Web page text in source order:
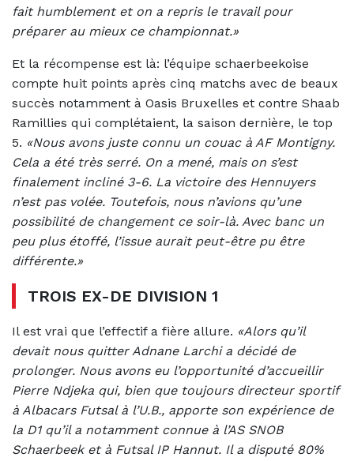
fait humblement et on a repris le travail pour
préparer au mieux ce championnat.»
Et la récompense est là: l’équipe schaerbeekoise
compte huit points après cinq matchs avec de beaux
succès notamment à Oasis Bruxelles et contre Shaab
Ramillies qui complétaient, la saison dernière, le top
5. «Nous avons juste connu un couac à AF Montigny.
Cela a été très serré. On a mené, mais on s’est
finalement incliné 3-6. La victoire des Hennuyers
n’est pas volée. Toutefois, nous n’avions qu’une
possibilité de changement ce soir-là. Avec banc un
peu plus étoffé, l’issue aurait peut-être pu être
différente.»
TROIS EX-DE DIVISION 1
Il est vrai que l’effectif a fière allure. «Alors qu’il
devait nous quitter Adnane Larchi a décidé de
prolonger. Nous avons eu l’opportunité d’accueillir
Pierre Ndjeka qui, bien que toujours directeur sportif
à Albacars Futsal à l’U.B., apporte son expérience de
la D1 qu’il a notamment connue à l’AS SNOB
Schaerbeek et à Futsal IP Hannut. Il a disputé 80%